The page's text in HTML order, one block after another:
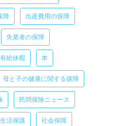
障 出産費用の保障
失業者の保障
有給休暇 本
母と子の健康に関する保障
民間保険ニュース
生活保護 社会保障